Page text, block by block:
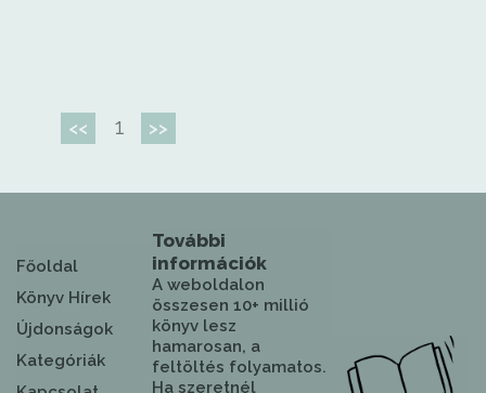
<< 1 >>
Főoldal
Könyv Hírek
Újdonságok
Kategóriák
További
információk
A weboldalon
összesen 10+ millió
könyv lesz
hamarosan, a
feltöltés folyamatos.
Ha szeretnél